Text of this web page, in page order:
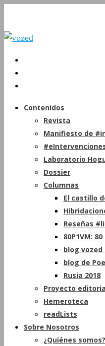
Contenidos
Revista
Manifiesto de
Laboratorio
Dossier
Columnas
El castillo
Reseñas
80P1VM:
blog vozed
blog de
Rusia 2018
Proyecto
Hemeroteca
readLists
Sobre Nosotros
¿Quiénes somos?